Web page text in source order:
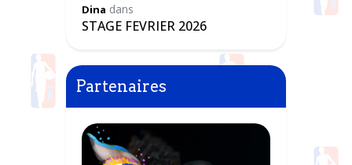
Dina dans
STAGE FEVRIER 2026
Partenaires